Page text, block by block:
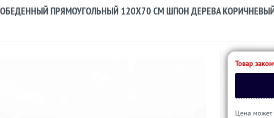
ПРЯМОУГОЛЬНЫЙ 120Х70 СМ ШПОН ДЕРЕВА
Товар
Цена может